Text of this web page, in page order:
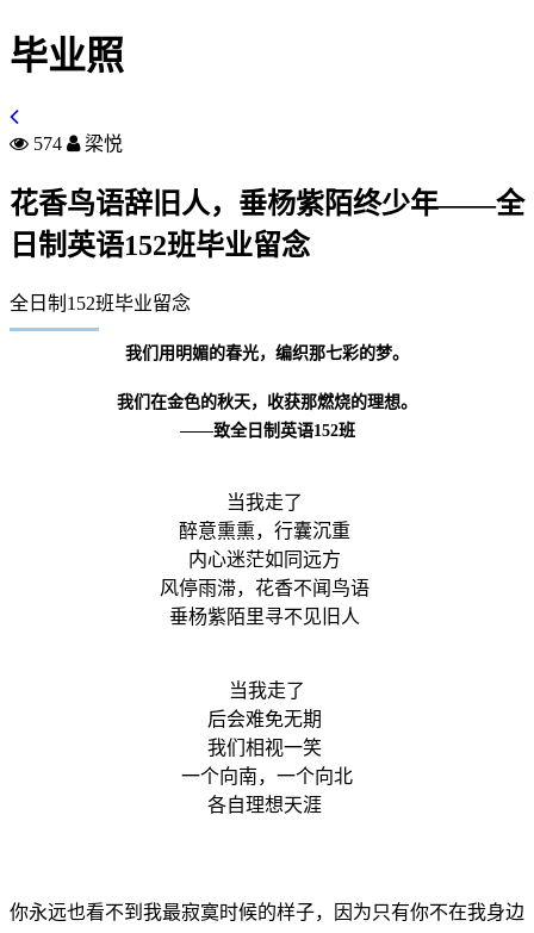
毕业照
574 梁悦
花香鸟语辞旧人，垂杨紫陌终少年——全
日制英语152班毕业留念
全日制152班毕业留念
我们用明媚的春光，编织那七彩的梦。
我们在金色的秋天，收获那燃烧的理想。
——致全日制英语152班
当我走了
醉意熏熏，行囊沉重
内心迷茫如同远方
风停雨滞，花香不闻鸟语
垂杨紫陌里寻不见旧人
当我走了
后会难免无期
我们相视一笑
一个向南，一个向北
各自理想天涯
你永远也看不到我最寂寞时候的样子，因为只有你不在我身边